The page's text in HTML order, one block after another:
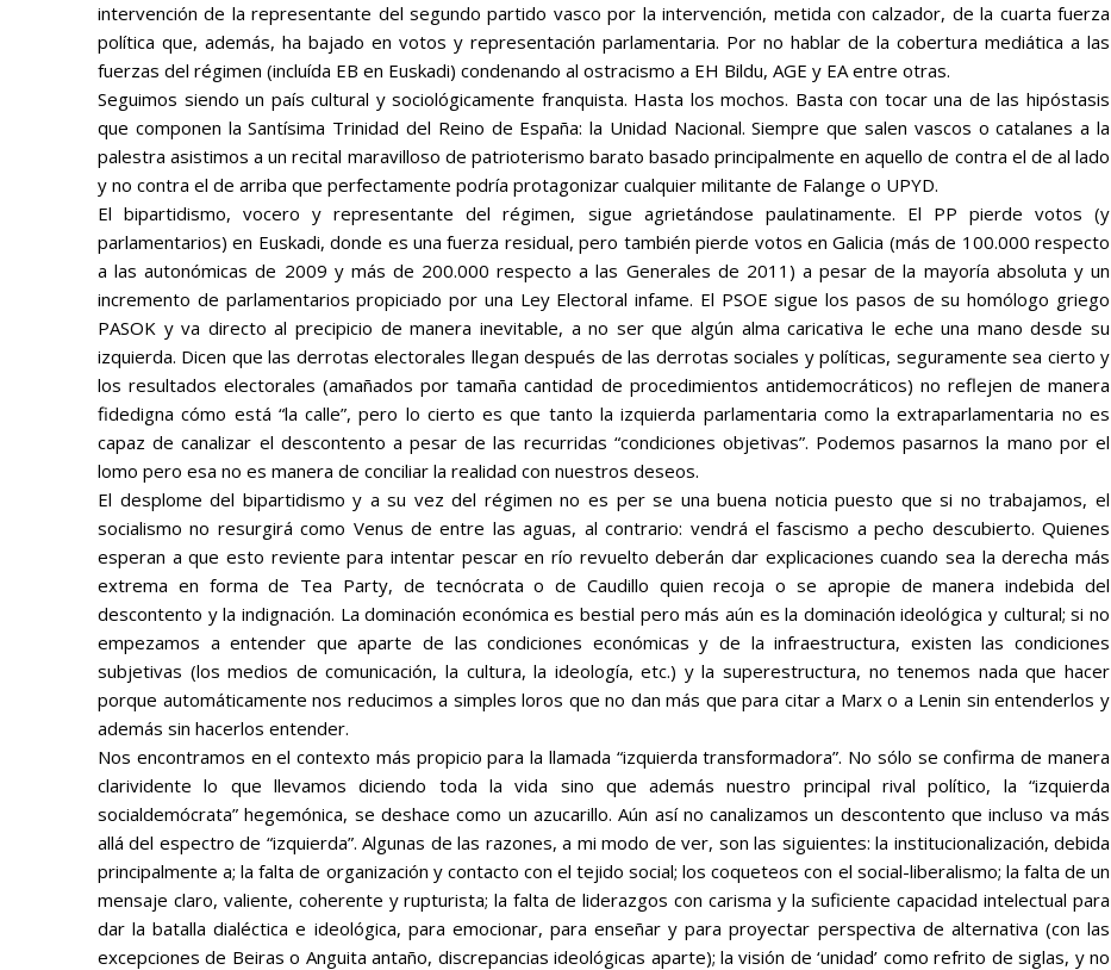
intervención de la representante del segundo partido vasco por la intervención, metida con calzador, de la cuarta fuerza
política que, además, ha bajado en votos y representación parlamentaria. Por no hablar de la cobertura mediática a las
fuerzas del régimen (incluída EB en Euskadi) condenando al ostracismo a EH Bildu, AGE y EA entre otras.
Seguimos siendo un país cultural y sociológicamente franquista. Hasta los mochos. Basta con tocar una de las hipóstasis
que componen la Santísima Trinidad del Reino de España: la Unidad Nacional. Siempre que salen vascos o catalanes a la
palestra asistimos a un recital maravilloso de patrioterismo barato basado principalmente en aquello de contra el de al lado
y no contra el de arriba que perfectamente podría protagonizar cualquier militante de Falange o UPYD.
El bipartidismo, vocero y representante del régimen, sigue agrietándose paulatinamente. El PP pierde votos (y
parlamentarios) en Euskadi, donde es una fuerza residual, pero también pierde votos en Galicia (más de 100.000 respecto
a las autonómicas de 2009 y más de 200.000 respecto a las Generales de 2011) a pesar de la mayoría absoluta y un
incremento de parlamentarios propiciado por una Ley Electoral infame. El PSOE sigue los pasos de su homólogo griego
PASOK y va directo al precipicio de manera inevitable, a no ser que algún alma caricativa le eche una mano desde su
izquierda. Dicen que las derrotas electorales llegan después de las derrotas sociales y políticas, seguramente sea cierto y
los resultados electorales (amañados por tamaña cantidad de procedimientos antidemocráticos) no reflejen de manera
fidedigna cómo está “la calle”, pero lo cierto es que tanto la izquierda parlamentaria como la extraparlamentaria no es
capaz de canalizar el descontento a pesar de las recurridas “condiciones objetivas”. Podemos pasarnos la mano por el
lomo pero esa no es manera de conciliar la realidad con nuestros deseos.
El desplome del bipartidismo y a su vez del régimen no es per se una buena noticia puesto que si no trabajamos, el
socialismo no resurgirá como Venus de entre las aguas, al contrario: vendrá el fascismo a pecho descubierto. Quienes
esperan a que esto reviente para intentar pescar en río revuelto deberán dar explicaciones cuando sea la derecha más
extrema en forma de Tea Party, de tecnócrata o de Caudillo quien recoja o se apropie de manera indebida del
descontento y la indignación. La dominación económica es bestial pero más aún es la dominación ideológica y cultural; si no
empezamos a entender que aparte de las condiciones económicas y de lainfraestructura, existen las condiciones
subjetivas (los medios de comunicación, la cultura, la ideología, etc.) y lasuperestructura, no tenemos nada que hacer
porque automáticamente nos reducimos a simples loros que no dan más que para citar a Marx o a Lenin sin entenderlos y
además sin hacerlos entender.
Nos encontramos en el contexto más propicio para la llamada “izquierda transformadora”. No sólo se confirma de manera
clarividente lo que llevamos diciendo toda la vida sino que además nuestro principal rival político, la “izquierda
socialdemócrata” hegemónica, se deshace como un azucarillo. Aún así no canalizamos un descontento que incluso va más
allá del espectro de “izquierda”. Algunas de las razones, a mi modo de ver, son las siguientes: la institucionalización, debida
principalmente a; la falta de organización y contacto con el tejido social; los coqueteos con el social-liberalismo; la falta de un
mensaje claro, valiente, coherente y rupturista; la falta de liderazgos con carisma y la suficiente capacidad intelectual para
dar la batalla dialéctica e ideológica, para emocionar, para enseñar y para proyectar perspectiva de alternativa (con las
excepciones de Beiras o Anguita antaño, discrepancias ideológicas aparte); la visión de ‘unidad’ como refrito de siglas, y no